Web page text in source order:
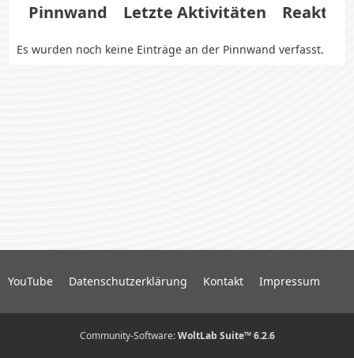
Pinnwand Letzte Aktivitäten
Es wurden noch keine Einträge an der Pinnwand verfasst.
YouTube Datenschutzerklärung Kontakt Impressum
Community-Software:WoltLab Suite™ 6.2.6